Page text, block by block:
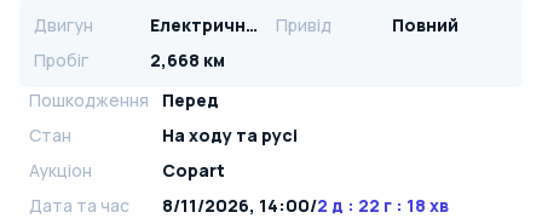
Двигун Електричний Привід
Повний
Пробіг
2,668 км
Пошкодження
Перед
Стан
На ​​ходу та русі
Аукціон
Copart
Дата та час
8/11/2026, 14:00/2 д : 22 г : 18 хв